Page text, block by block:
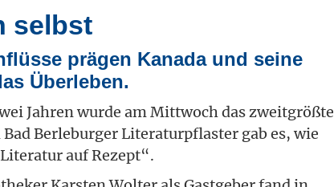
selbst
prägen Kanada und seine
Überleben.
Jahren wurde am Mittwoch das zweitgrößte
Berleburger Literaturpflaster gab es, wie
auf Rezept“.